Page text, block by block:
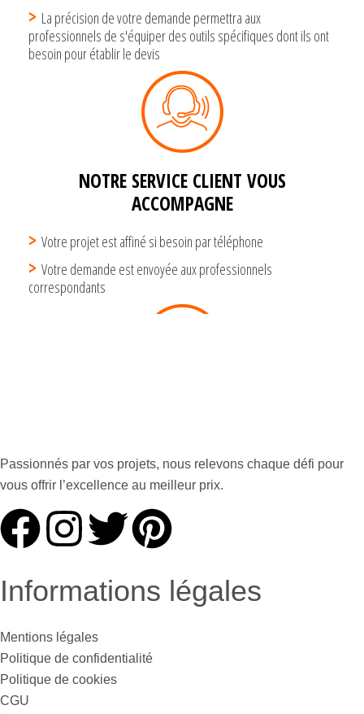
Passionnés par vos projets, nous relevons chaque défi pour
vous offrir l’excellence au meilleur prix.
Informations légales
Mentions légales
Politique de confidentialité
Politique de cookies
CGU